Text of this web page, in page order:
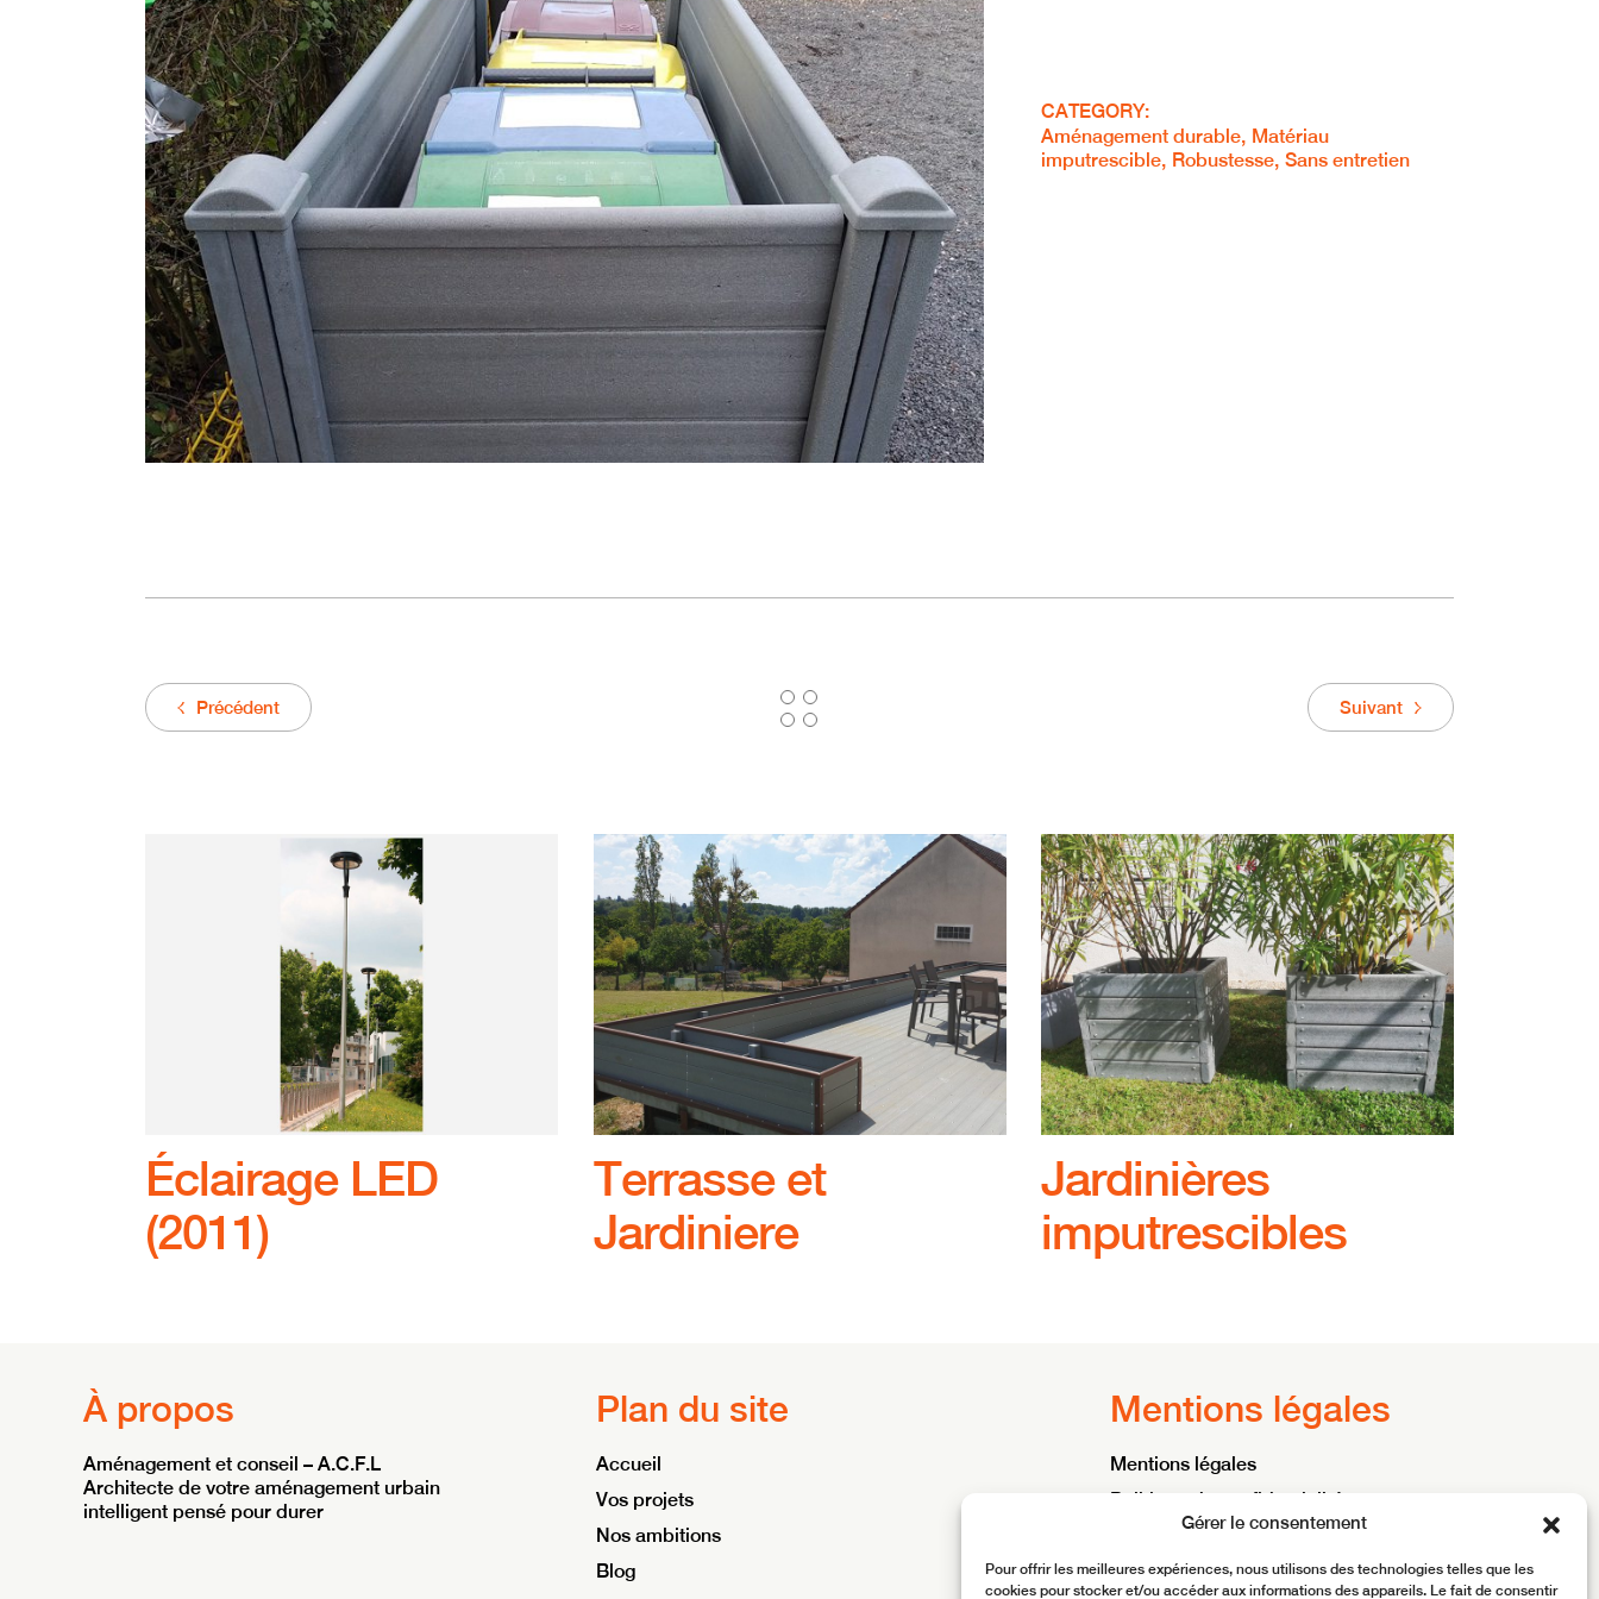
Gérer le consentement
Pour offrir les meilleures expériences, nous utilisons des technologies telles que les
cookies pour stocker et/ou accéder aux informations des appareils. Le fait de consentir
CATEGORY:
Aménagement durable Matériau
imputrescible Robustesse Sans entretien
Précédent Suivant
Éclairage LED
(2011)
Terrasse et
Jardiniere
Jardinières
imputrescibles
À propos
Aménagement et conseil – A.C.F.L
Architecte de votre aménagement urbain
intelligent pensé pour durer
Plan du site
Accueil
Vos projets
Nos ambitions
Blog
Mentions légales
Mentions légales
Politique de confidentialité
Conditions générales d’utilisation